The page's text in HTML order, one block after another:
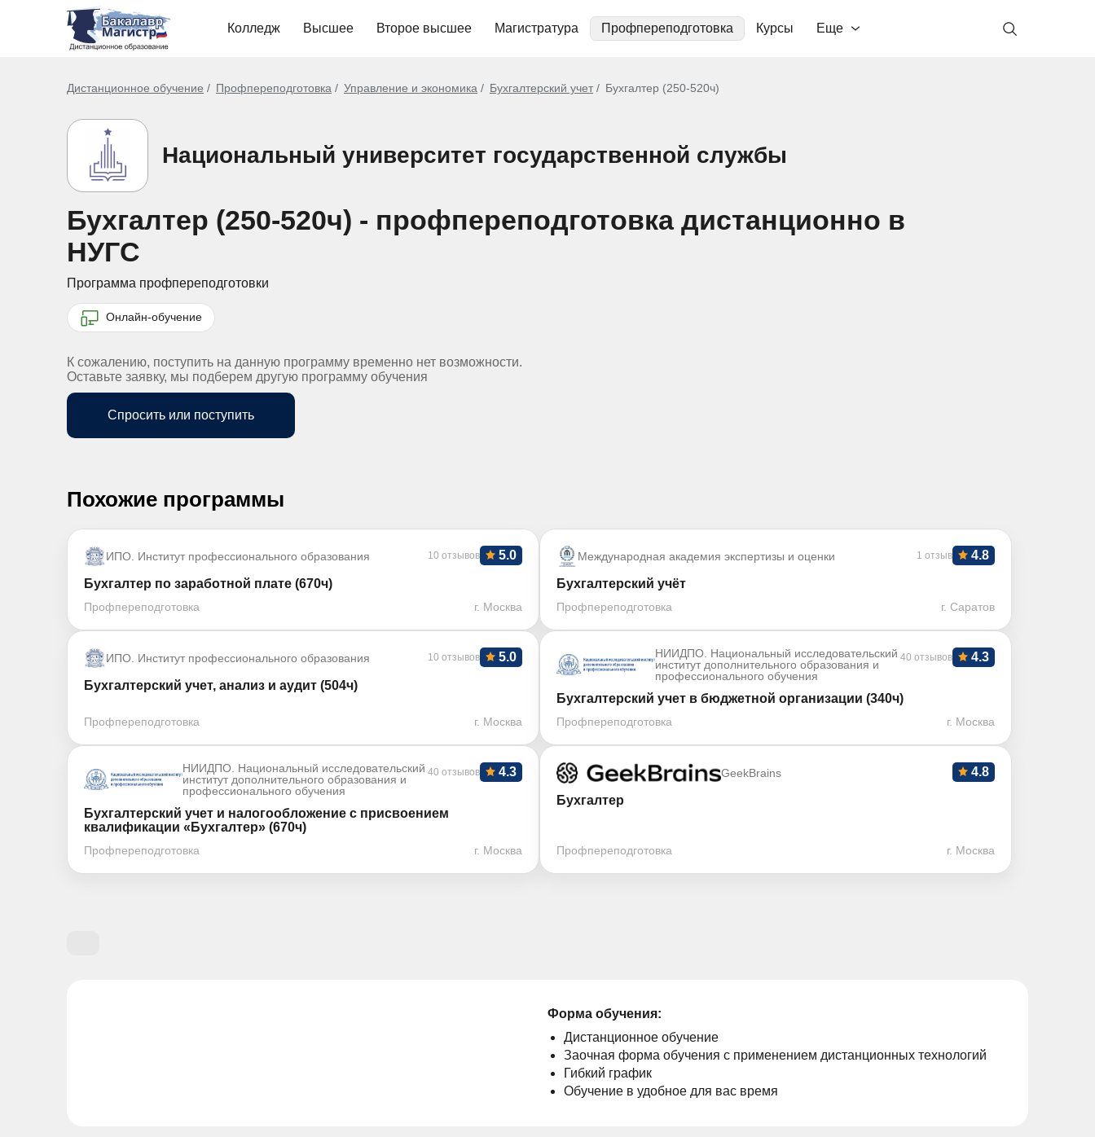
Колледж Высшее Второе высшее Магистратура Профпереподготовка Курсы Еще
Дистанционное обучение Профпереподготовка Управление и экономика Бухгалтерский учет Бухгалтер (250-520ч)
Национальный университет государственной службы
Бухгалтер (250-520ч) - профпереподготовка дистанционно в
НУГС
Программа профпереподготовки
Онлайн-обучение
К сожалению, поступить на данную программу временно нет возможности.
Оставьте заявку, мы подберем другую программу обучения
Спросить или поступить
Похожие программы
ИПО. Институт профессионального образования 10 отзывов 5.0
Бухгалтер по заработной плате (670ч)
Профпереподготовка г. Москва
Международная академия экспертизы и оценки 1 отзыв 4.8
Бухгалтерский учёт
Профпереподготовка г. Саратов
ИПО. Институт профессионального образования 10 отзывов 5.0
Бухгалтерский учет, анализ и аудит (504ч)
Профпереподготовка г. Москва
НИИДПО. Национальный исследовательский
институт дополнительного образования и
профессионального обучения
40 отзывов 4.3
Бухгалтерский учет в бюджетной организации (340ч)
Профпереподготовка г. Москва
НИИДПО. Национальный исследовательский
институт дополнительного образования и
профессионального обучения
40 отзывов 4.3
Бухгалтерский учет и налогообложение с присвоением
квалификации «Бухгалтер» (670ч)
Профпереподготовка г. Москва
GeekBrains 4.8
Бухгалтер
Профпереподготовка г. Москва
Форма обучения:
Дистанционное обучение
Заочная форма обучения с применением дистанционных технологий
Гибкий график
Обучение в удобное для вас время